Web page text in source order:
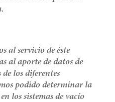
al servicio de éste
al aporte de datos de
los diferentes
podido determinar la
los sistemas de vacío